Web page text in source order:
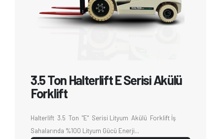
3.5 Ton Halterlift E Serisi Akülü
Forklift
Halterlift 3.5 Ton "E" Serisi Lityum Akülü Forklift İş
Sahalarında %100 Lityum Gücü Enerji...